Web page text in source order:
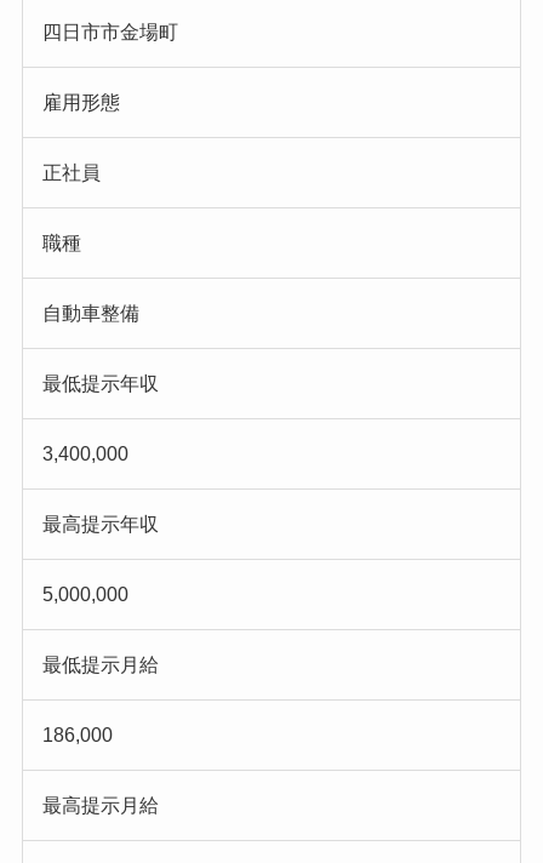
四日市市金場町
雇用形態
正社員
職種
自動車整備
最低提示年収
3,400,000
最高提示年収
5,000,000
最低提示月給
186,000
最高提示月給